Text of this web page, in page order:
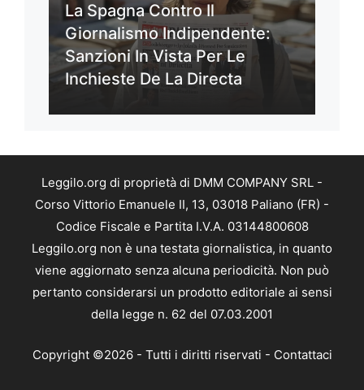
La Spagna Contro Il
Giornalismo Indipendente:
Sanzioni In Vista Per Le
Inchieste De La Directa
Leggilo.org di proprietà di DMM COMPANY SRL -
Corso Vittorio Emanuele II, 13, 03018 Paliano (FR) -
Codice Fiscale e Partita I.V.A. 03144800608
Leggilo.org non è una testata giornalistica, in quanto
viene aggiornato senza alcuna periodicità. Non può
pertanto considerarsi un prodotto editoriale ai sensi
della legge n. 62 del 07.03.2001
Copyright ©2026 - Tutti i diritti riservati - Contattaci